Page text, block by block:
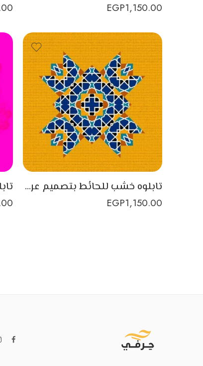
EGP1,150.00
تابلوه خشب للحائط بتصميم عربي بشكل خيامية
EGP1,150.00